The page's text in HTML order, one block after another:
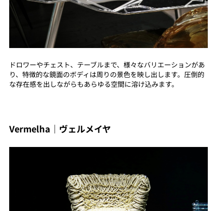
ドロワーやチェスト、テーブルまで、様々なバリエーションがあ
り、特徴的な鏡面のボディは周りの景色を映し出します。圧倒的
な存在感を出しながらもあらゆる空間に溶け込みます。
Vermelha｜ヴェルメイヤ